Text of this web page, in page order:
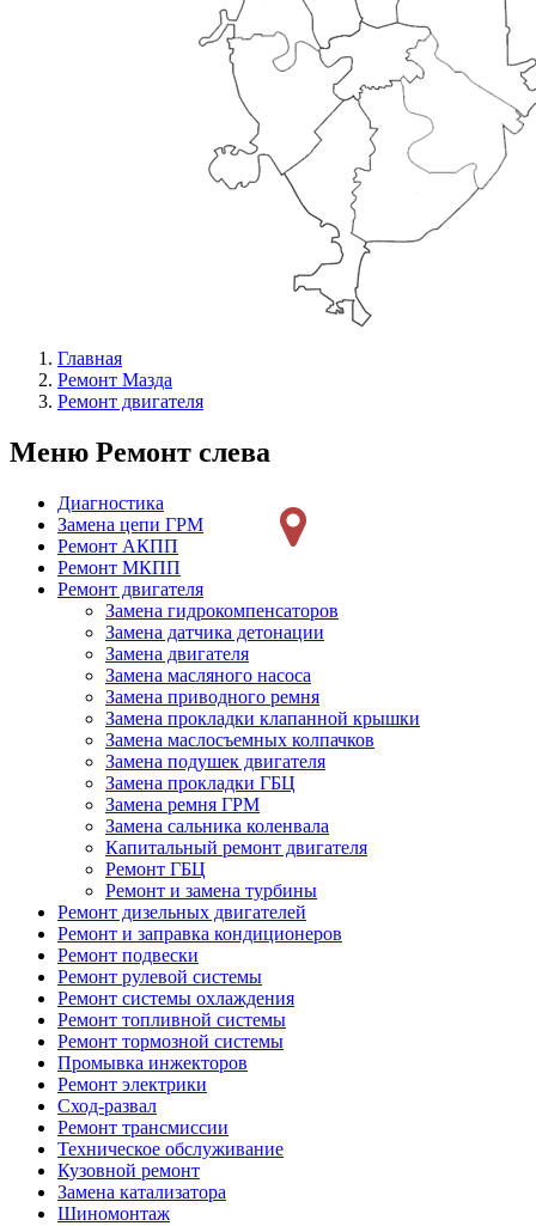
Главная
Ремонт Мазда
Ремонт двигателя
Меню Ремонт слева
Диагностика
Замена цепи ГРМ
Ремонт АКПП
Ремонт МКПП
Ремонт двигателя
Замена гидрокомпенсаторов
Замена датчика детонации
Замена двигателя
Замена масляного насоса
Замена приводного ремня
Замена прокладки клапанной крышки
Замена маслосъемных колпачков
Замена подушек двигателя
Замена прокладки ГБЦ
Замена ремня ГРМ
Замена сальника коленвала
Капитальный ремонт двигателя
Ремонт ГБЦ
Ремонт и замена турбины
Ремонт дизельных двигателей
Ремонт и заправка кондиционеров
Ремонт подвески
Ремонт рулевой системы
Ремонт системы охлаждения
Ремонт топливной системы
Ремонт тормозной системы
Промывка инжекторов
Ремонт электрики
Сход-развал
Ремонт трансмиссии
Техническое обслуживание
Кузовной ремонт
Замена катализатора
Шиномонтаж